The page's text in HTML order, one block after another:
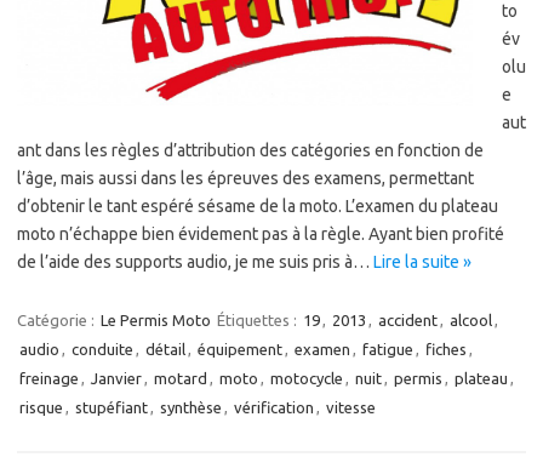
to
év
olu
e
aut
ant dans les règles d’attribution des catégories en fonction de
l’âge, mais aussi dans les épreuves des examens, permettant
d’obtenir le tant espéré sésame de la moto. L’examen du plateau
moto n’échappe bien évidement pas à la règle. Ayant bien profité
de l’aide des supports audio, je me suis pris à… Lire la suite »
Catégorie : Le Permis Moto Étiquettes : 19, 2013 , accident, alcool,
audio , conduite , détail, équipement, examen , fatigue , fiches ,
freinage , Janvier, motard , moto , motocycle , nuit, permis , plateau ,
risque , stupéfiant, synthèse , vérification , vitesse